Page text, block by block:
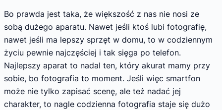
Bo prawda jest taka, że większość z nas nie nosi ze
sobą dużego aparatu. Nawet jeśli ktoś lubi fotografię,
nawet jeśli ma lepszy sprzęt w domu, to w codziennym
życiu pewnie najczęściej i tak sięga po telefon.
Najlepszy aparat to nadal ten, który akurat mamy przy
sobie, bo fotografia to moment. Jeśli więc smartfon
może nie tylko zapisać scenę, ale też nadać jej
charakter, to nagle codzienna fotografia staje się dużo